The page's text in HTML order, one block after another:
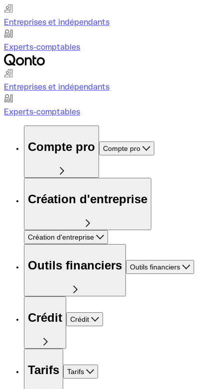
Entreprises et indépendants
Experts-comptables
Entreprises et indépendants
Experts-comptables
Compte pro Compte pro
Création d'entreprise
Création d'entreprise
Outils financiers Outils financiers
Crédit Crédit
Tarifs Tarifs